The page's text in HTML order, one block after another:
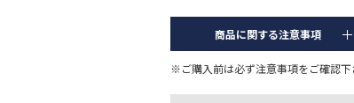
商品に関する注意事項
※ご購入前は必ず注意事項をご確認下